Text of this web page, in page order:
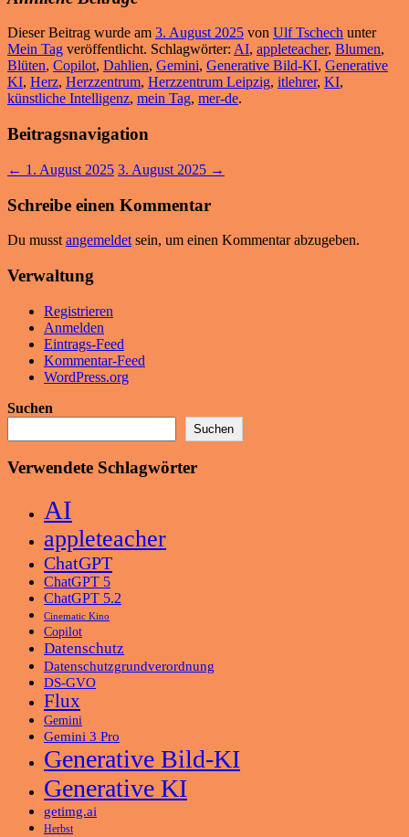
Dieser Beitrag wurde am 3. August 2025 von Ulf Tschech unter
Mein Tag veröffentlicht. Schlagwörter: AI, appleteacher, Blumen,
Blüten, Copilot, Dahlien, Gemini, Generative Bild-KI, Generative
KI, Herz, Herzzentrum, Herzzentrum Leipzig, itlehrer, KI,
künstliche Intelligenz, mein Tag, mer-de.
Beitragsnavigation
← 1. August 2025 3. August 2025 →
Schreibe einen Kommentar
Du musst angemeldet sein, um einen Kommentar abzugeben.
Verwaltung
Registrieren
Anmelden
Eintrags-Feed
Kommentar-Feed
WordPress.org
Suchen
Suchen
Verwendete Schlagwörter
AI
appleteacher
ChatGPT
ChatGPT 5
ChatGPT 5.2
Cinematic Kino
Copilot
Datenschutz
Datenschutzgrundverordnung
DS-GVO
Flux
Gemini
Gemini 3 Pro
Generative Bild-KI
Generative KI
getimg.ai
Herbst